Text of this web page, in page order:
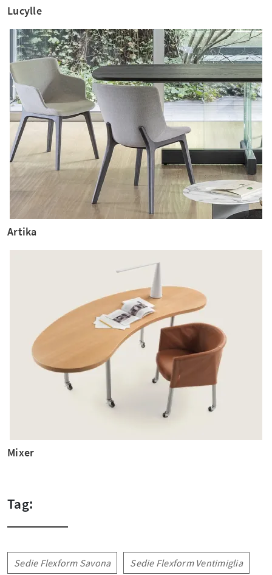
Lucylle
Artika
Mixer
Tag:
Sedie Flexform Savona Sedie Flexform Ventimiglia